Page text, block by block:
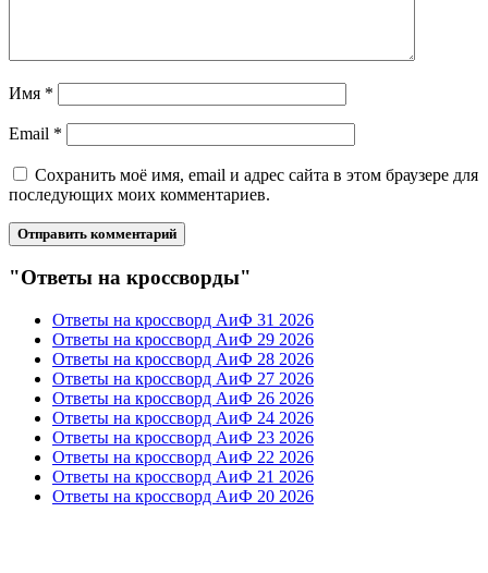
Имя *
Email *
Сохранить моё имя, email и адрес сайта в этом браузере для
последующих моих комментариев.
"Ответы на кроссворды"
Ответы на кроссворд АиФ 31 2026
Ответы на кроссворд АиФ 29 2026
Ответы на кроссворд АиФ 28 2026
Ответы на кроссворд АиФ 27 2026
Ответы на кроссворд АиФ 26 2026
Ответы на кроссворд АиФ 24 2026
Ответы на кроссворд АиФ 23 2026
Ответы на кроссворд АиФ 22 2026
Ответы на кроссворд АиФ 21 2026
Ответы на кроссворд АиФ 20 2026